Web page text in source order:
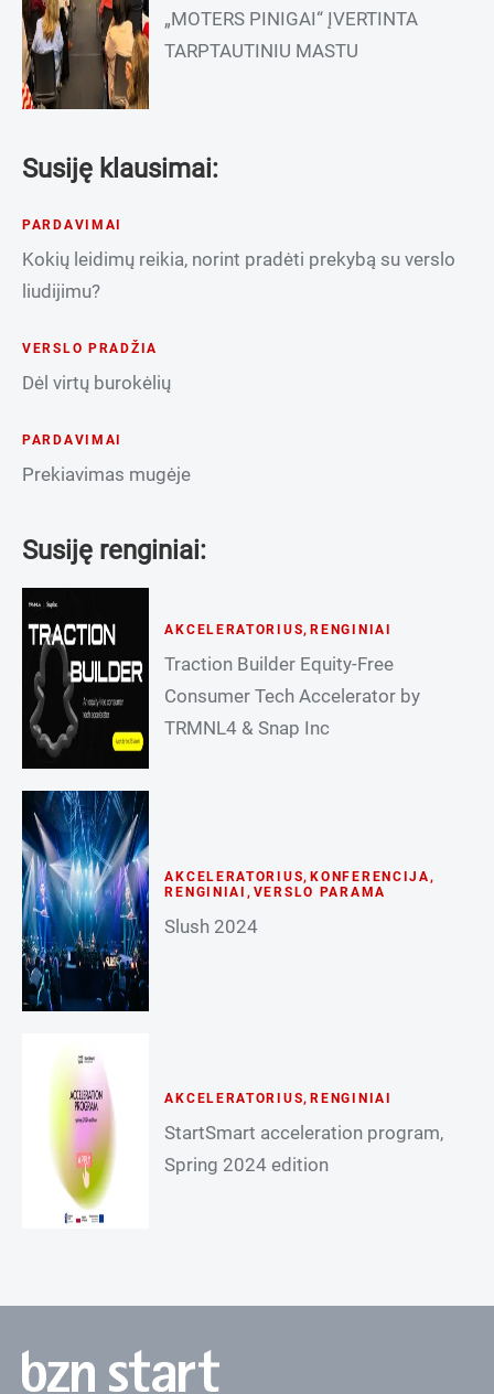
„MOTERS PINIGAI“ ĮVERTINTA
TARPTAUTINIU MASTU
Susiję klausimai:
PARDAVIMAI
Kokių leidimų reikia, norint pradėti prekybą su verslo
liudijimu?
VERSLO PRADŽIA
Dėl virtų burokėlių
PARDAVIMAI
Prekiavimas mugėje
Susiję renginiai:
AKCELERATORIUS, RENGINIAI
Traction Builder Equity-Free
Consumer Tech Accelerator by
TRMNL4 & Snap Inc
AKCELERATORIUS, KONFERENCIJA,
RENGINIAI , VERSLO PARAMA
Slush 2024
AKCELERATORIUS, RENGINIAI
StartSmart acceleration program,
Spring 2024 edition